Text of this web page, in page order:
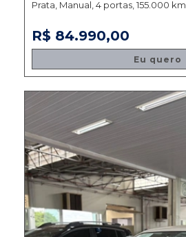
Prata, Manual, 4 portas, 155.000 km.
R$ 84.990,00
Eu quero